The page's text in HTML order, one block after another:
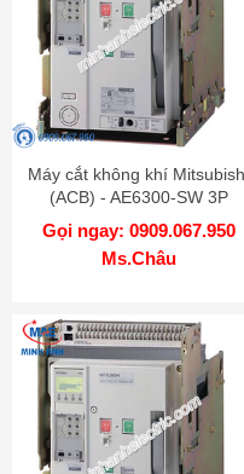
Máy cắt không khí
(ACB) - AE6300-SW 3P
6300A 130kA DR
Gọi ngay: 0909.067.950
Ms.Châu